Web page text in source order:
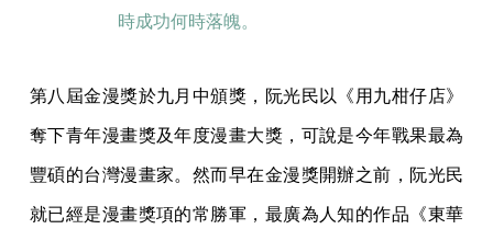
時成功何時落魄。
第八屆金漫獎於九月中頒獎，阮光民以《用九柑仔店》
奪下青年漫畫獎及年度漫畫大獎，可說是今年戰果最為
豐碩的台灣漫畫家。然而早在金漫獎開辦之前，阮光民
就已經是漫畫獎項的常勝軍，最廣為人知的作品《東華